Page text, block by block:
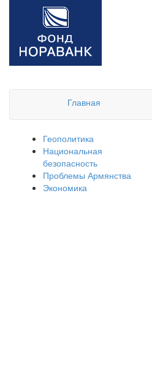
Главная
Геополитика
Национальная
безопасность
Проблемы Армянства
Экономика